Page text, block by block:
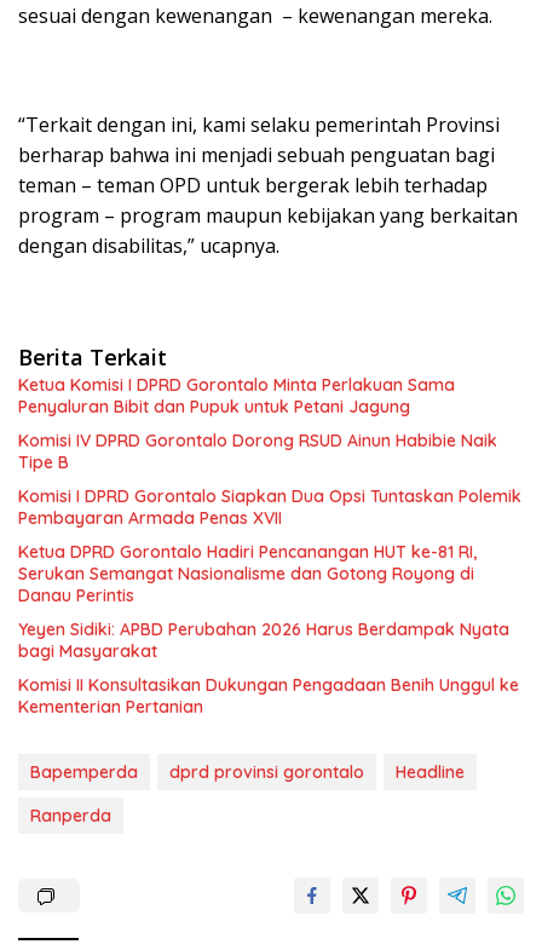
sesuai dengan kewenangan – kewenangan mereka.
“Terkait dengan ini, kami selaku pemerintah Provinsi
berharap bahwa ini menjadi sebuah penguatan bagi
teman – teman OPD untuk bergerak lebih terhadap
program – program maupun kebijakan yang berkaitan
dengan disabilitas,” ucapnya.
Berita Terkait
Ketua Komisi I DPRD Gorontalo Minta Perlakuan Sama
Penyaluran Bibit dan Pupuk untuk Petani Jagung
Komisi IV DPRD Gorontalo Dorong RSUD Ainun Habibie Naik
Tipe B
Komisi I DPRD Gorontalo Siapkan Dua Opsi Tuntaskan Polemik
Pembayaran Armada Penas XVII
Ketua DPRD Gorontalo Hadiri Pencanangan HUT ke-81 RI,
Serukan Semangat Nasionalisme dan Gotong Royong di
Danau Perintis
Yeyen Sidiki: APBD Perubahan 2026 Harus Berdampak Nyata
bagi Masyarakat
Komisi II Konsultasikan Dukungan Pengadaan Benih Unggul ke
Kementerian Pertanian
Bapemperda dprd provinsi gorontalo
Headline
Ranperda